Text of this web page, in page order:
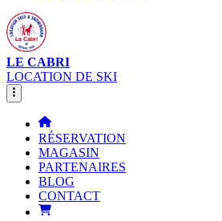
LE CABRI
LOCATION DE SKI
RÉSERVATION
MAGASIN
PARTENAIRES
BLOG
CONTACT